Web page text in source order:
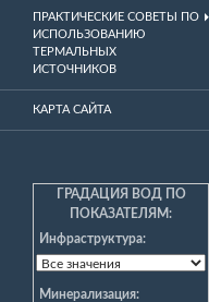
ПРАКТИЧЕСКИЕ СОВЕТЫ ПО
ИСПОЛЬЗОВАНИЮ
ТЕРМАЛЬНЫХ
ИСТОЧНИКОВ
КАРТА САЙТА
ГРАДАЦИЯ ВОД ПО
ПОКАЗАТЕЛЯМ:
Инфраструктура:
Минерализация: